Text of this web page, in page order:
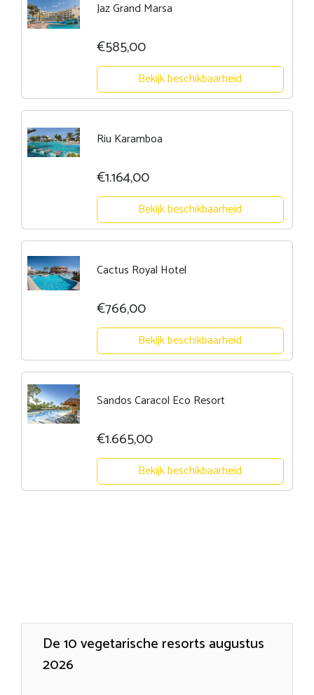
Jaz Grand Marsa
€585,00
Bekijk beschikbaarheid
Riu Karamboa
€1.164,00
Bekijk beschikbaarheid
Cactus Royal Hotel
€766,00
Bekijk beschikbaarheid
Sandos Caracol Eco Resort
€1.665,00
Bekijk beschikbaarheid
De 10 vegetarische resorts augustus
2026